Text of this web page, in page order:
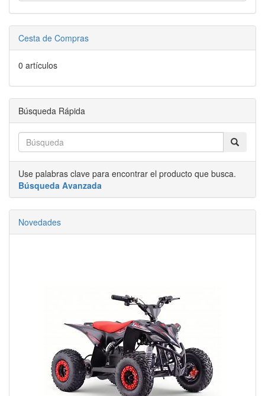
Cesta de Compras
0 artículos
Búsqueda Rápida
Use palabras clave para encontrar el producto que busca.
Búsqueda Avanzada
Novedades